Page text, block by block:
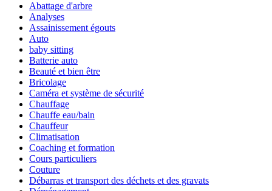
Abattage d'arbre
Analyses
Assainissement égouts
Auto
baby sitting
Batterie auto
Beauté et bien être
Bricolage
Caméra et système de sécurité
Chauffage
Chauffe eau/bain
Chauffeur
Climatisation
Coaching et formation
Cours particuliers
Couture
Débarras et transport des déchets et des gravats